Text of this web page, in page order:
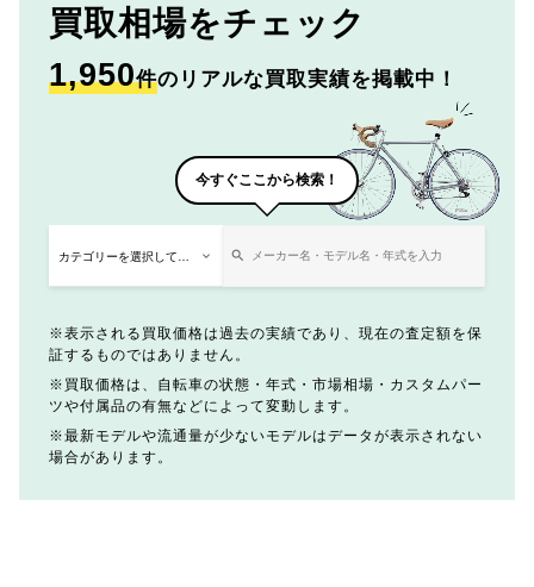
買取相場をチェック
1,950件のリアルな買取実績を掲載中！
今すぐここから検索！
表示される買取価格は過去の実績であり、現在の査定額を保
証するものではありません。
買取価格は、自転車の状態・年式・市場相場・カスタムパー
ツや付属品の有無などによって変動します。
最新モデルや流通量が少ないモデルはデータが表示されない
場合があります。